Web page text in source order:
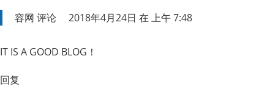
容网 评论 2018年4月24日 在 上午 7:48
IT IS A GOOD BLOG！
回复